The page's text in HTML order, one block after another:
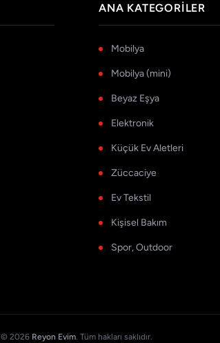
ANA KATEGORILER
Mobilya
Mobilya (mini)
Beyaz Eşya
Elektronik
Küçük Ev Aletleri
Züccaciye
Ev Tekstil
Kişisel Bakım
Spor, Outdoor
© 2026 Reyon Evim. Tüm hakları saklıdır.